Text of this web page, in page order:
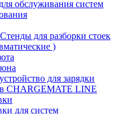
обслуживания систем
для разборки стоек
)
для зарядки
CHARGEMATE LINE
для систем